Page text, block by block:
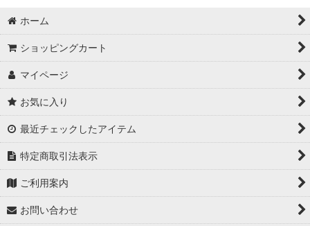
ホーム
ショッピングカート
マイページ
お気に入り
最近チェックしたアイテム
特定商取引法表示
ご利用案内
お問い合わせ